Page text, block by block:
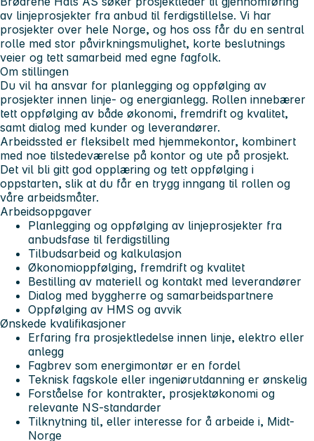
av linjeprosjekter fra anbud til ferdigstillelse. Vi har
prosjekter over hele Norge, og hos oss får du en sentral
rolle med stor påvirkningsmulighet, korte beslutnings
veier og tett samarbeid med egne fagfolk.
Om stillingen
Du vil ha ansvar for planlegging og oppfølging av
prosjekter innen linje- og energianlegg. Rollen innebærer
tett oppfølging av både økonomi, fremdrift og kvalitet,
samt dialog med kunder og leverandører.
Arbeidssted er fleksibelt med hjemmekontor, kombinert
med noe tilstedeværelse på kontor og ute på prosjekt.
Det vil bli gitt god opplæring og tett oppfølging i
oppstarten, slik at du får en trygg inngang til rollen og
våre arbeidsmåter.
Arbeidsoppgaver
Planlegging og oppfølging av linjeprosjekter fra
anbudsfase til ferdigstilling
Tilbudsarbeid og kalkulasjon
Økonomioppfølging, fremdrift og kvalitet
Bestilling av materiell og kontakt med leverandører
Dialog med byggherre og samarbeidspartnere
Oppfølging av HMS og avvik
Ønskede kvalifikasjoner
Erfaring fra prosjektledelse innen linje, elektro eller
anlegg
Fagbrev som energimontør er en fordel
Teknisk fagskole eller ingeniørutdanning er ønskelig
Forståelse for kontrakter, prosjektøkonomi og
relevante NS-standarder
Tilknytning til, eller interesse for å arbeide i, Midt-
Norge